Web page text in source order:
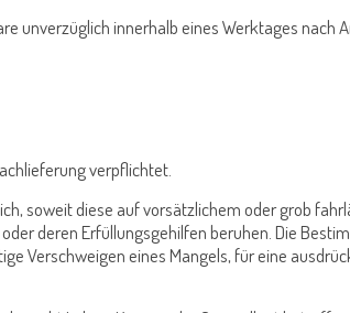
unverzüglich innerhalb eines Werktages nach
verpflichtet.
soweit diese auf vorsätzlichem oder grob
deren Erfüllungsgehilfen beruhen. Die
Verschweigen eines Mangels, für eine